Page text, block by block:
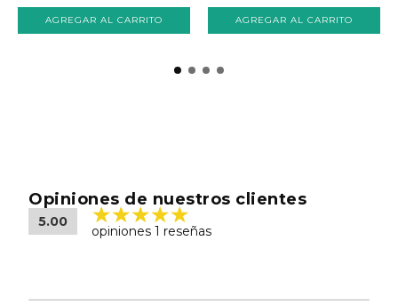
AGREGAR AL CARRITO AGREGAR AL CARRITO
Opiniones de nuestros clientes
5.00
opiniones 1 reseñas